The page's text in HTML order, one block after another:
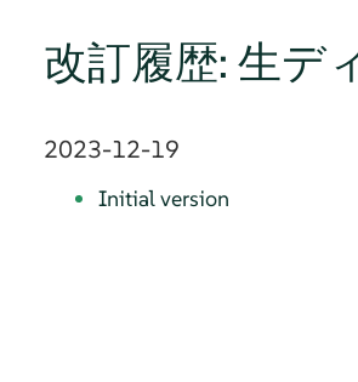
改訂履歴: 生デ
2023-12-19
Initial version